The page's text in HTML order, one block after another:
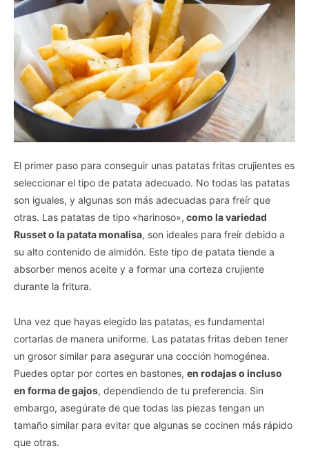
El primer paso para conseguir unas patatas fritas crujientes es
seleccionar el tipo de patata adecuado. No todas las patatas
son iguales, y algunas son más adecuadas para freír que
otras. Las patatas de tipo «harinoso», como la variedad
Russet o la patata monalisa, son ideales para freír debido a
su alto contenido de almidón. Este tipo de patata tiende a
absorber menos aceite y a formar una corteza crujiente
durante la fritura.
Una vez que hayas elegido las patatas, es fundamental
cortarlas de manera uniforme. Las patatas fritas deben tener
un grosor similar para asegurar una cocción homogénea.
Puedes optar por cortes en bastones, en rodajas o incluso
en forma de gajos, dependiendo de tu preferencia. Sin
embargo, asegúrate de que todas las piezas tengan un
tamaño similar para evitar que algunas se cocinen más rápido
que otras.